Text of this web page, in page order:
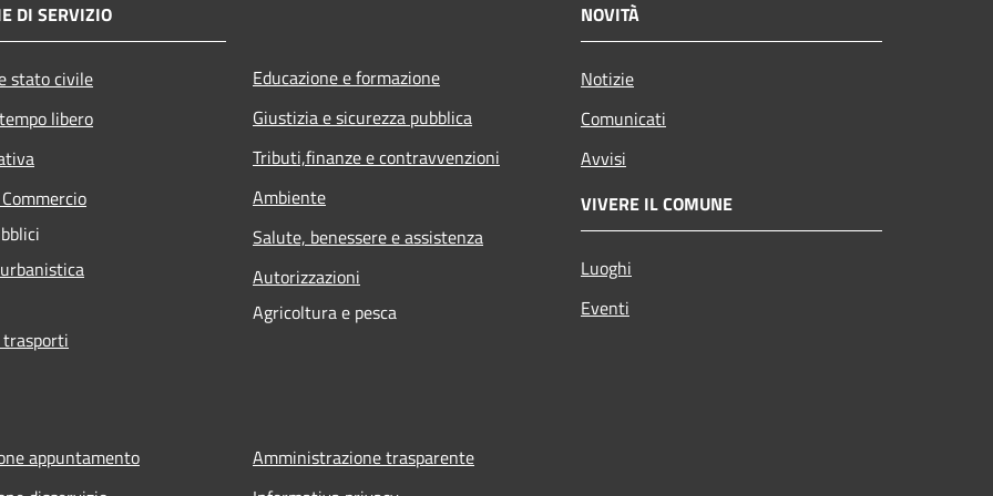
DI SERVIZIO
stato civile
libero
Educazione e formazione
Giustizia e sicurezza pubblica
Tributi,finanze e contravvenzioni
Ambiente
Salute, benessere e assistenza
Autorizzazioni
Agricoltura e pesca
NOVITÀ
Notizie
Comunicati
Avvisi
VIVERE IL COMUNE
Luoghi
Eventi
appuntamento
Amministrazione trasparente